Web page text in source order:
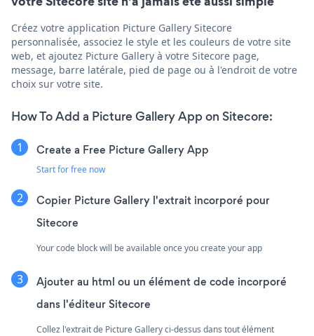
Créez votre application Picture Gallery Sitecore
personnalisée, associez le style et les couleurs de votre site
web, et ajoutez Picture Gallery à votre Sitecore page,
message, barre latérale, pied de page ou à l'endroit de votre
choix sur votre site.
How To Add a Picture Gallery App on Sitecore:
Create a Free Picture Gallery App
Start for free now
Copier Picture Gallery l'extrait incorporé pour
Sitecore
Your code block will be available once you create your app
Ajouter au html ou un élément de code incorporé
dans l'éditeur Sitecore
Collez l'extrait de Picture Gallery ci-dessus dans tout élément